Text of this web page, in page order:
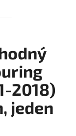
2018)
jeden